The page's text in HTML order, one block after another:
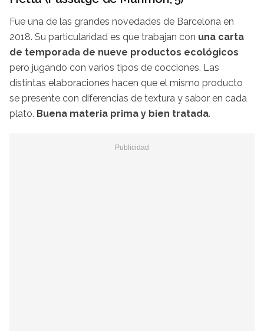
Fue una de las grandes novedades de Barcelona en
2018. Su particularidad es que trabajan con una carta
de temporada de nueve productos ecológicos
pero jugando con varios tipos de cocciones. Las
distintas elaboraciones hacen que el mismo producto
se presente con diferencias de textura y sabor en cada
plato. Buena materia prima y bien tratada.